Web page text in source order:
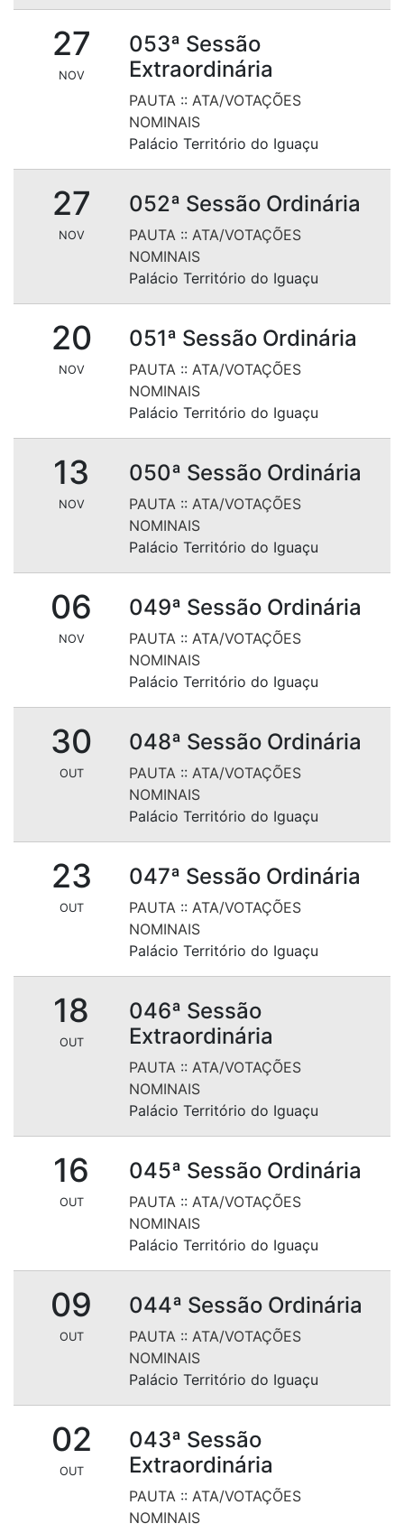
27
NOV
053ª Sessão
Extraordinária
PAUTA :: ATA/VOTAÇÕES
NOMINAIS
Palácio Território do Iguaçu
27
NOV
052ª Sessão Ordinária
PAUTA :: ATA/VOTAÇÕES
NOMINAIS
Palácio Território do Iguaçu
20
NOV
051ª Sessão Ordinária
PAUTA :: ATA/VOTAÇÕES
NOMINAIS
Palácio Território do Iguaçu
13
NOV
050ª Sessão Ordinária
PAUTA :: ATA/VOTAÇÕES
NOMINAIS
Palácio Território do Iguaçu
06
NOV
049ª Sessão Ordinária
PAUTA :: ATA/VOTAÇÕES
NOMINAIS
Palácio Território do Iguaçu
30
OUT
048ª Sessão Ordinária
PAUTA :: ATA/VOTAÇÕES
NOMINAIS
Palácio Território do Iguaçu
23
OUT
047ª Sessão Ordinária
PAUTA :: ATA/VOTAÇÕES
NOMINAIS
Palácio Território do Iguaçu
18
OUT
046ª Sessão
Extraordinária
PAUTA :: ATA/VOTAÇÕES
NOMINAIS
Palácio Território do Iguaçu
16
OUT
045ª Sessão Ordinária
PAUTA :: ATA/VOTAÇÕES
NOMINAIS
Palácio Território do Iguaçu
09
OUT
044ª Sessão Ordinária
PAUTA :: ATA/VOTAÇÕES
NOMINAIS
Palácio Território do Iguaçu
02
OUT
043ª Sessão
Extraordinária
PAUTA :: ATA/VOTAÇÕES
NOMINAIS